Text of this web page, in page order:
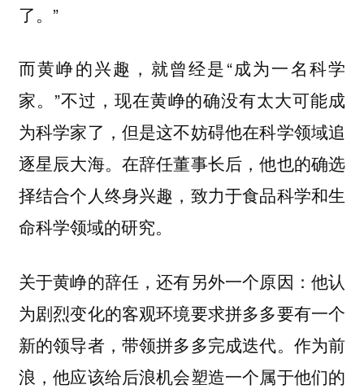
了。”
而黄峥的兴趣，就曾经是“成为一名科学
家。”不过，现在黄峥的确没有太大可能成
为科学家了，但是这不妨碍他在科学领域追
逐星辰大海。在辞任董事长后，他也的确选
择结合个人终身兴趣，致力于食品科学和生
命科学领域的研究。
关于黄峥的辞任，还有另外一个原因：他认
为剧烈变化的客观环境要求拼多多要有一个
新的领导者，带领拼多多完成迭代。作为前
浪，他应该给后浪机会塑造一个属于他们的